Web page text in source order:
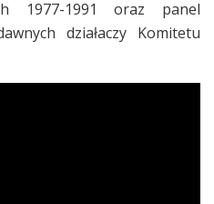
1977-1991 oraz panel
działaczy Komitetu